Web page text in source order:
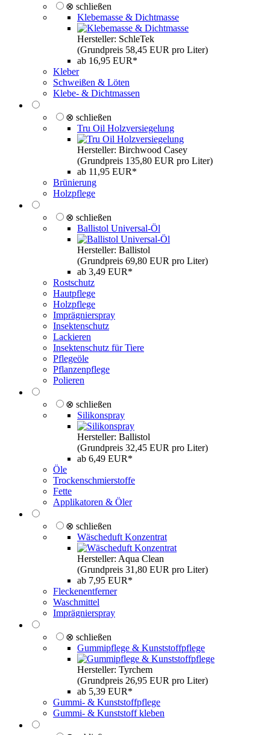
⊗ schließen
Klebemasse & Dichtmasse
Hersteller: SchleTek
(Grundpreis 58,45 EUR pro Liter)
ab 16,95 EUR*
Kleber
Schweißen & Löten
Klebe- & Dichtmassen
⊗ schließen
Tru Oil Holzversiegelung
Hersteller: Birchwood Casey
(Grundpreis 135,80 EUR pro Liter)
ab 11,95 EUR*
Brünierung
Holzpflege
⊗ schließen
Ballistol Universal-Öl
Hersteller: Ballistol
(Grundpreis 69,80 EUR pro Liter)
ab 3,49 EUR*
Rostschutz
Hautpflege
Holzpflege
Imprägnierspray
Insektenschutz
Lackieren
Insektenschutz für Tiere
Pflegeöle
Pflanzenpflege
Polieren
⊗ schließen
Silikonspray
Hersteller: Ballistol
(Grundpreis 32,45 EUR pro Liter)
ab 6,49 EUR*
Öle
Trockenschmierstoffe
Fette
Applikatoren & Öler
⊗ schließen
Wäscheduft Konzentrat
Hersteller: Aqua Clean
(Grundpreis 31,80 EUR pro Liter)
ab 7,95 EUR*
Fleckenentferner
Waschmittel
Imprägnierspray
⊗ schließen
Gummipflege & Kunststoffpflege
Hersteller: Tyrchem
(Grundpreis 26,95 EUR pro Liter)
ab 5,39 EUR*
Gummi- & Kunststoffpflege
Gummi- & Kunststoff kleben